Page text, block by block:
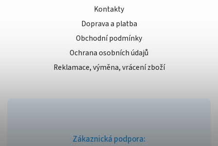
Zákaznická podpora:
Kontakty
Doprava a platba
Obchodní podmínky
Ochrana osobních údajů
Reklamace, výměna, vrácení zboží